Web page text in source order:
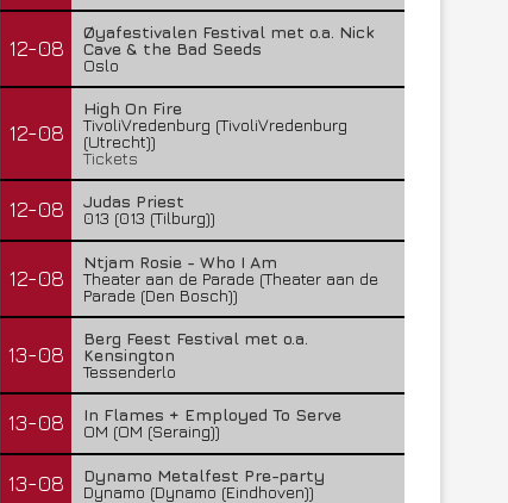
12-08
Øyafestivalen Festival met o.a. Nick
Cave & the Bad Seeds
Oslo
12-08
High On Fire
TivoliVredenburg (TivoliVredenburg
(Utrecht))
Tickets
12-08
Judas Priest
013 (013 (Tilburg))
12-08
Ntjam Rosie - Who I Am
Theater aan de Parade (Theater aan de
Parade (Den Bosch))
13-08
Berg Feest Festival met o.a.
Kensington
Tessenderlo
13-08
In Flames + Employed To Serve
OM (OM (Seraing))
13-08
Dynamo Metalfest Pre-party
Dynamo (Dynamo (Eindhoven))